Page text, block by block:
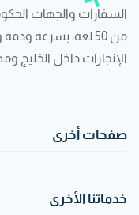
السفارات والجهات
من 50 لغة، بسرعة
الإنجازات داخل الخليج
صفحات أخرى
خدماتنا الأخرى